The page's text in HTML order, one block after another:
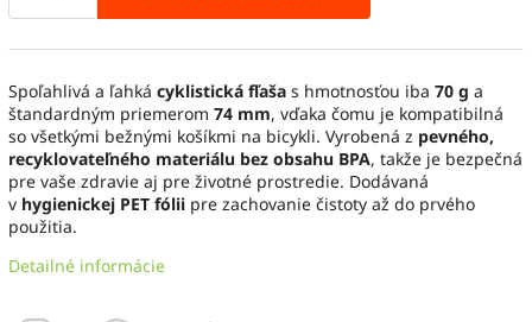
Spoľahlivá a ľahká cyklistická fľaša s hmotnosťou iba 70 g a
štandardným priemerom 74 mm, vďaka čomu je kompatibilná
so všetkými bežnými košíkmi na bicykli. Vyrobená z pevného,
recyklovateľného materiálu bez obsahu BPA, takže je bezpečná
pre vaše zdravie aj pre životné prostredie. Dodávaná
v hygienickej PET fólii pre zachovanie čistoty až do prvého
použitia.
Detailné informácie